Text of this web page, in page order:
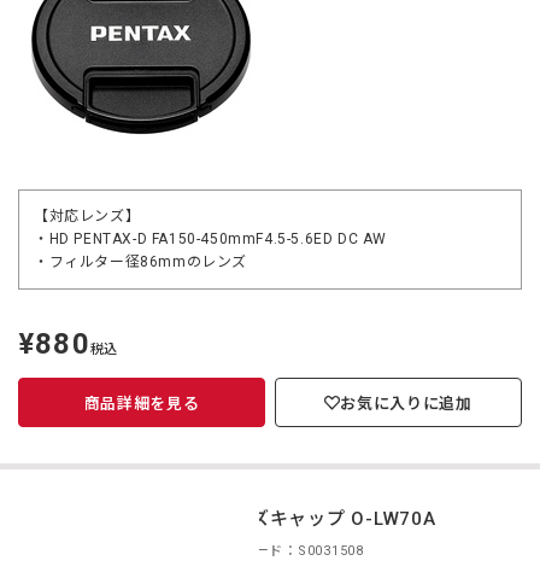
【対応レンズ】
・HD PENTAX-D FA150-450mmF4.5-5.6ED DC AW
・フィルター径86mmのレンズ
定
価
¥880税込
商品詳細を見る お気に入りに追加
レンズキャップ O-LW70A
商品コード：S0031508